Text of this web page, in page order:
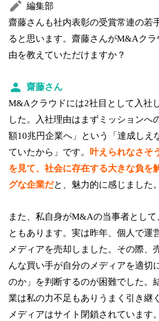
編集部
齋藤さんも社内表彰の受賞常連の若
ると思います。齋藤さんがM&Aク
由を教えていただけますか？
齋藤さん
M&Aクラウドには2社目として入社
した。入社理由はまずミッションへ
額10兆円企業へ」という「達成しえ
ていたから」です。
叶えられなさそ
を見て、社会に存在する大きな負を
グな企業だと、魅力的に感じました。
また、私自身がM&Aの当事者として
ともあります。実は昨年、個人で運
メディアを売却しました。その際、
んな買い手が自分のメディアを適切
のか」を判断するのが困難でした。
業は私の力不足もありうまく引き継
メディアはサイト閉鎖されています。